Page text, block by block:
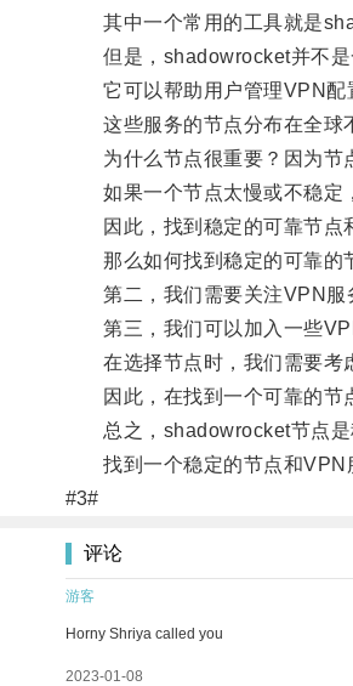
其中一个常用的工具就是
但是，shadowrocket并不是
它可以帮助用户管理VPN配
这些服务的节点分布在全球
为什么节点很重要？因为节点
如果一个节点太慢或不稳定，
因此，找到稳定的可靠节点
那么如何找到稳定的可靠的节
第二，我们需要关注VPN服务
第三，我们可以加入一些
在选择节点时，我们需要考虑
因此，在找到一个可靠的节点
总之，shadowrocket节点是
找到一个稳定的节点和VPN服
#3#
评论
游客
Horny Shriya called you
2023-01-08